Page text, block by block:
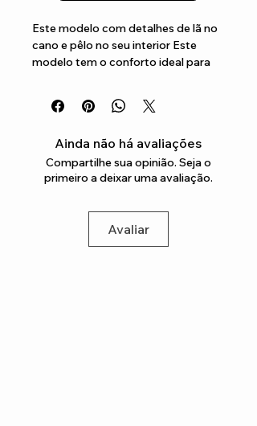
Este modelo com detalhes de lã no
cano e pêlo no seu interior Este
modelo tem o conforto ideal para
Ainda não há avaliações
Compartilhe sua opinião. Seja o
primeiro a deixar uma avaliação.
Avaliar